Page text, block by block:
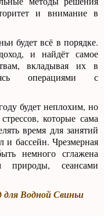
и внимание в
будет всё в порядке.
и найдёт самое
вкладывая их в
операциями с
будет неплохим, но
которые сама
время для занятий
и бассейн. Чрезмерная
немного сглажена
природы, сеансами
для Водной Свиньи